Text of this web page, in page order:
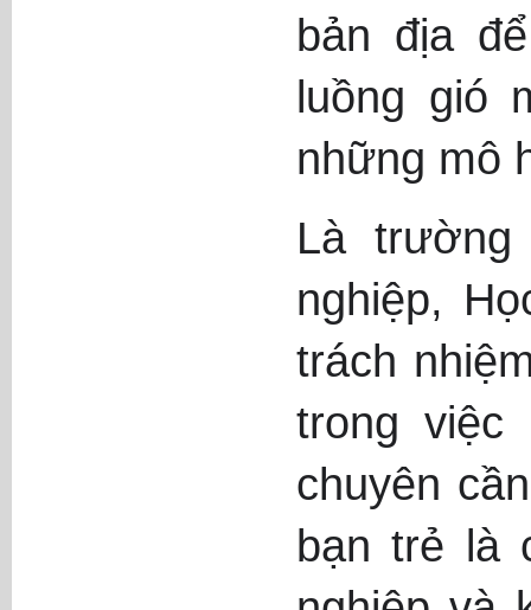
bản địa
luồng gió
những mô
Là
nghiệp,
trách
trong việc
chuyên
bạn trẻ là